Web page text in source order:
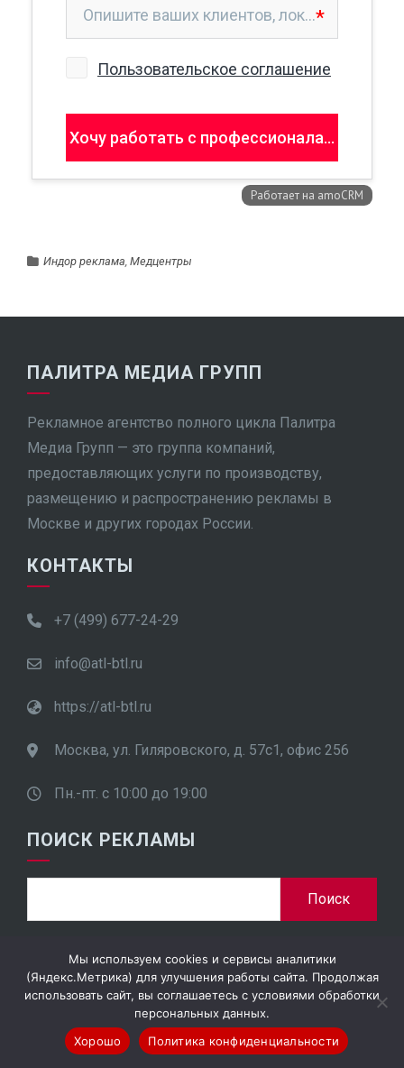
Индор реклама, Медцентры
ПАЛИТРА МЕДИА ГРУПП
Рекламное агентство полного цикла Палитра
Медиа Групп — это группа компаний,
предоставляющих услуги по производству,
размещению и распространению рекламы в
Москве и других городах России.
КОНТАКТЫ
+7 (499) 677-24-29
info@atl-btl.ru
https://atl-btl.ru
Москва, ул. Гиляровского, д. 57с1, офис 256
Пн.-пт. с 10:00 до 19:00
ПОИСК РЕКЛАМЫ
ООО "ПроСтар Плюс", ИНН 7701948452
Мы используем cookies и сервисы аналитики
(Яндекс.Метрика) для улучшения работы сайта. Продолжая
использовать сайт, вы соглашаетесь с условиями обработки
персональных данных.
Хорошо
Политика конфиденциальности